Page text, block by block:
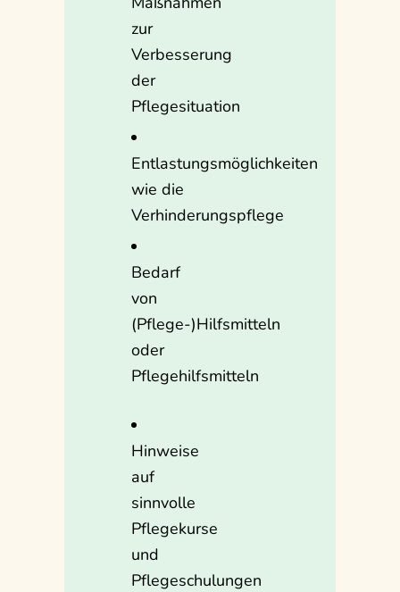
zur
Verbesserung
der
Pflegesituation
Entlastungsmöglichkeiten
wie die
Verhinderungspflege
Bedarf
von
(Pflege-)Hilfsmitteln
oder
Pflegehilfsmitteln
Hinweise
auf
sinnvolle
Pflegekurse
und
Pflegeschulungen